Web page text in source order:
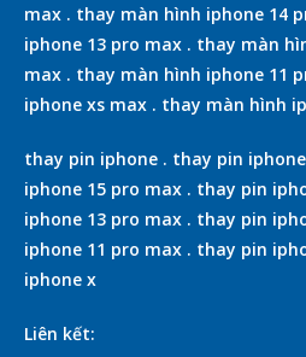
max . thay màn hình iphone 14
iphone 13 pro max . thay màn
max . thay màn hình iphone 11
iphone xs max . thay màn hình
thay pin iphone . thay pin
iphone 15 pro max . thay pin
iphone 13 pro max . thay pin
iphone 11 pro max . thay pin
iphone x
Liên kết: